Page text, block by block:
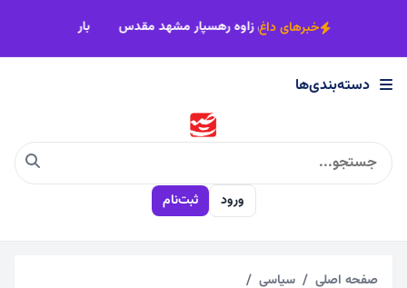
×
دسته‌بندی‌ها
اجتماعی
چندرسانه
خبرهای داغ
شهرک شهید رجایی بیش از22 کاروان زاوه رهسپار مشهد مقدس
دسته‌بندی‌ها
ورود ثبت‌نام
صفحه اصلی
سیاسی